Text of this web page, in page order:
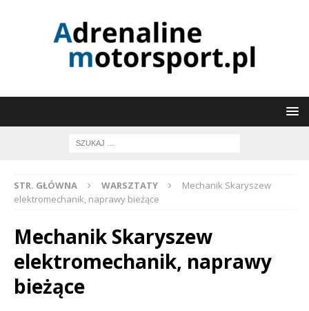
STR. GŁÓWNA WARSZTATY
Mechanik Skaryszew
elektromechanik, naprawy bieżące
Mechanik Skaryszew
elektromechanik, naprawy
bieżące